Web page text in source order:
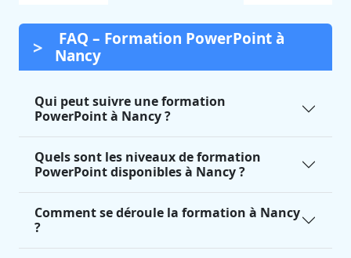
FAQ – Formation PowerPoint à
Nancy
Qui peut suivre une formation
PowerPoint à Nancy ?
Quels sont les niveaux de formation
PowerPoint disponibles à Nancy ?
Comment se déroule la formation à Nancy
?